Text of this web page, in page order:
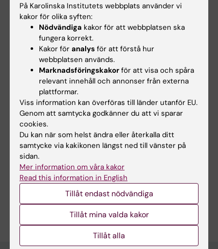
Forskare visar konst - programmet
på The Cell
Forskare visar konst: Svante Tirén
Tags
The Cell
Sidan uppdaterad:2026-05-26
Dela
På Karolinska Institutets webbplats använder vi
kakor för olika syften:
Nödvändiga kakor för att webbplatsen ska
fungera korrekt.
Kakor för analys för att förstå hur
webbplatsen används.
Marknadsföringskakor för att visa och spåra
relevant innehåll och annonser från externa
plattformar.
Viss information kan överföras till länder utanför EU.
Genom att samtycka godkänner du att vi sparar
cookies.
Du kan när som helst ändra eller återkalla ditt
samtycke via kakikonen längst ned till vänster på
sidan.
Mer information om våra kakor
Read this information in English
Tillåt endast nödvändiga
Tillåt mina valda kakor
Tillåt alla